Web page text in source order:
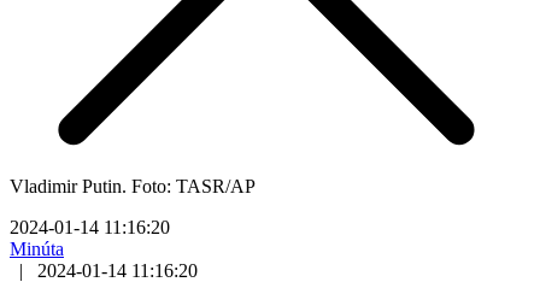
Vladimir Putin. Foto: TASR/AP
2024-01-14 11:16:20
Minúta
|
2024-01-14 11:16:20